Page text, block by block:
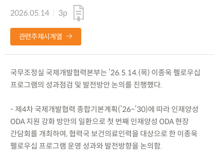
2026.05.14
3p
관련주제시계열
국무조정실 국제개발협력본부는 ’26.5.14.(목) 이종욱 펠로우십
프로그램의 성과점검 및 발전방안 논의를 진행했다.
- 제4차 국제개발협력 종합기본계획(’26~’30)에 따라 인재양성
ODA 지원 강화 방안의 일환으로 첫 번째 인재양성 ODA 현장
간담회를 개최하여, 협력국 보건의료인력을 대상으로 한 이종욱
펠로우십 프로그램 운영 성과와 발전방향을 논의함.